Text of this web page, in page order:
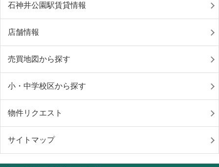
石神井公園駅賃貸情報
店舗情報
売買地図から探す
小・中学校区から探す
物件リクエスト
サイトマップ